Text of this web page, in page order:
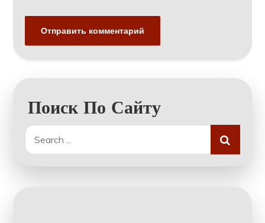
Поиск По Сайту
Search
for: